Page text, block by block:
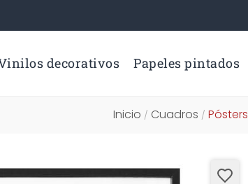
decorativos Papeles pintados
Inicio / Cuadros / Pósters